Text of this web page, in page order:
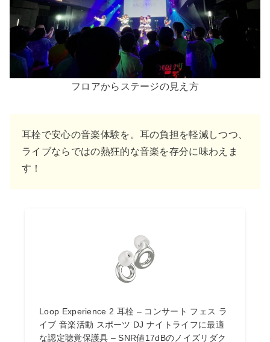
フロアからステージの見え方
耳栓で安心の音楽体験を。耳の負担を軽減しつつ、
ライブならではの熱狂的な音楽を存分に味わえま
す！
Loop Experience 2 耳栓 – コンサート フェス ラ
イブ 音楽活動 スポーツ DJ ナイトライフに最適
な認定聴覚保護具 – SNR値17dBのノイズリダク